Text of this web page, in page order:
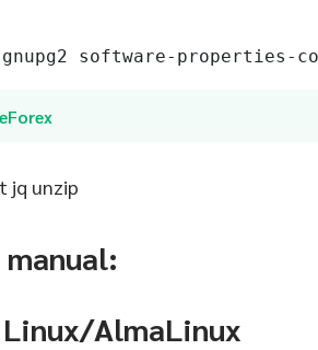
software-properties-
jq unzip
AlmaLinux